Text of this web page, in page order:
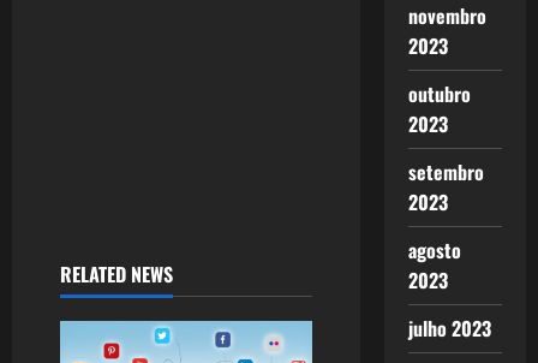
RELATED NEWS
novembro
2023
outubro
2023
setembro
2023
agosto
2023
julho 2023